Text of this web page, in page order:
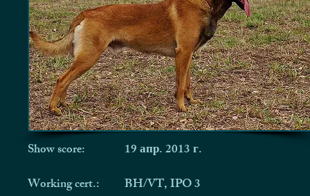
Show score:
Working cert.:
19 апр. 2013 г.
BH/VT, IPO 3